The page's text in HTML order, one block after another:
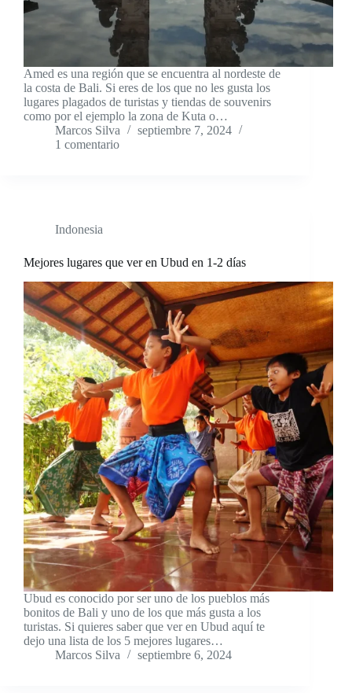
Amed es una región que se encuentra al nordeste de
la costa de Bali. Si eres de los que no les gusta los
lugares plagados de turistas y tiendas de souvenirs
como por el ejemplo la zona de Kuta o…
Marcos Silva
septiembre 7, 2024
1 comentario
Indonesia
Mejores lugares que ver en Ubud en 1-2 días
Ubud es conocido por ser uno de los pueblos más
bonitos de Bali y uno de los que más gusta a los
turistas. Si quieres saber que ver en Ubud aquí te
dejo una lista de los 5 mejores lugares…
Marcos Silva
septiembre 6, 2024